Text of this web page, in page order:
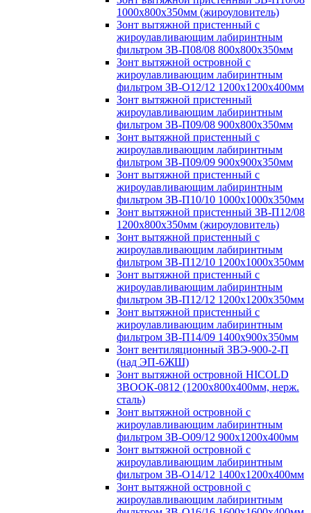
1000х800х350мм (жироуловитель)
Зонт вытяжной пристенный с
жироулавливающим лабиринтным
фильтром ЗВ-П08/08 800х800х350мм
Зонт вытяжной островной с
жироулавливающим лабиринтным
фильтром ЗВ-О12/12 1200х1200х400мм
Зонт вытяжной пристенный
жироулавливающим лабиринтным
фильтром ЗВ-П09/08 900х800х350мм
Зонт вытяжной пристенный с
жироулавливающим лабиринтным
фильтром ЗВ-П09/09 900х900х350мм
Зонт вытяжной пристенный с
жироулавливающим лабиринтным
фильтром ЗВ-П10/10 1000х1000х350мм
Зонт вытяжной пристенный ЗВ-П12/08
1200х800х350мм (жироуловитель)
Зонт вытяжной пристенный с
жироулавливающим лабиринтным
фильтром ЗВ-П12/10 1200х1000х350мм
Зонт вытяжной пристенный с
жироулавливающим лабиринтным
фильтром ЗВ-П12/12 1200х1200х350мм
Зонт вытяжной пристенный с
жироулавливающим лабиринтным
фильтром ЗВ-П14/09 1400х900х350мм
Зонт вентиляционный ЗВЭ-900-2-П
(над ЭП-6ЖШ)
Зонт вытяжной островной HICOLD
ЗВООК-0812 (1200х800x400мм, нерж.
сталь)
Зонт вытяжной островной с
жироулавливающим лабиринтным
фильтром ЗВ-О09/12 900х1200х400мм
Зонт вытяжной островной с
жироулавливающим лабиринтным
фильтром ЗВ-О14/12 1400х1200х400мм
Зонт вытяжной островной с
жироулавливающим лабиринтным